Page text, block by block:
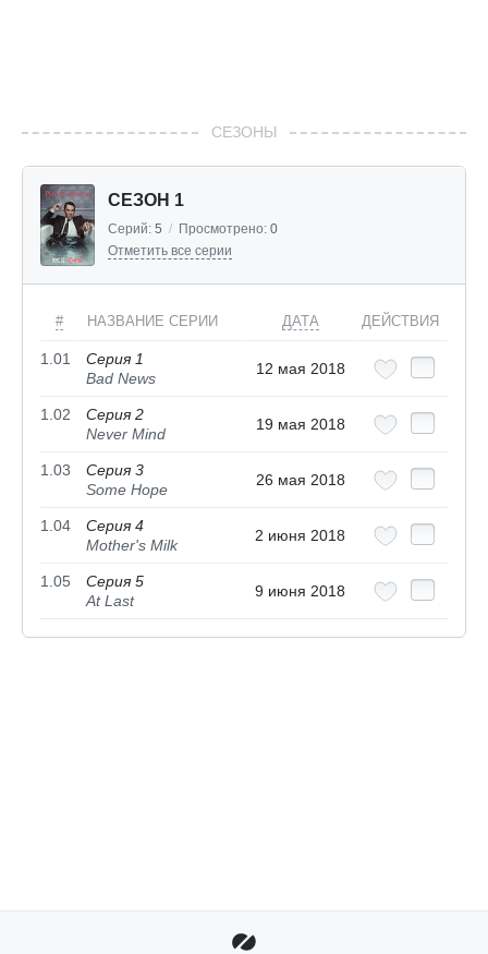
СЕЗОНЫ
СЕЗОН 1
Серий: 5 / Просмотрено: 0
Отметить все серии
# НАЗВАНИЕ СЕРИИ ДАТА ДЕЙСТВИЯ
1.01
Серия 1
Bad News
12 мая 2018
1.02
Серия 2
Never Mind
19 мая 2018
1.03
Серия 3
Some Hope
26 мая 2018
1.04
Серия 4
Mother's Milk
2 июня 2018
1.05
Серия 5
At Last
9 июня 2018